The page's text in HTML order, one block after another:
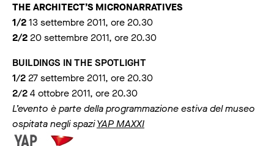
THE ARCHITECT’S MICRONARRATIVES
1/213 settembre 2011, ore 20.30
2/2 20 settembre 2011, ore 20.30
BUILDINGS IN THE SPOTLIGHT
1/2 27 settembre 2011, ore 20.30
2/24 ottobre 2011, ore 20.30
L’evento è parte della programmazione estiva del museo
ospitata negli spaziYAP MAXXI